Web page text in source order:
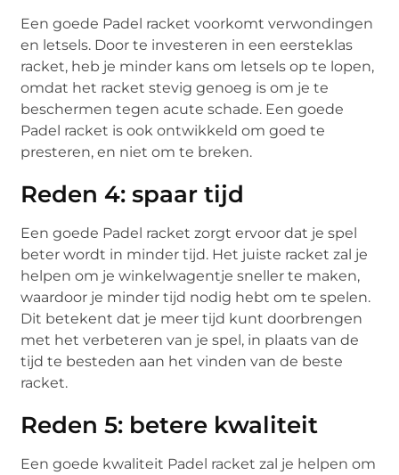
Een goede Padel racket voorkomt verwondingen
en letsels. Door te investeren in een eersteklas
racket, heb je minder kans om letsels op te lopen,
omdat het racket stevig genoeg is om je te
beschermen tegen acute schade. Een goede
Padel racket is ook ontwikkeld om goed te
presteren, en niet om te breken.
Reden 4: spaar tijd
Een goede Padel racket zorgt ervoor dat je spel
beter wordt in minder tijd. Het juiste racket zal je
helpen om je winkelwagentje sneller te maken,
waardoor je minder tijd nodig hebt om te spelen.
Dit betekent dat je meer tijd kunt doorbrengen
met het verbeteren van je spel, in plaats van de
tijd te besteden aan het vinden van de beste
racket.
Reden 5: betere kwaliteit
Een goede kwaliteit Padel racket zal je helpen om